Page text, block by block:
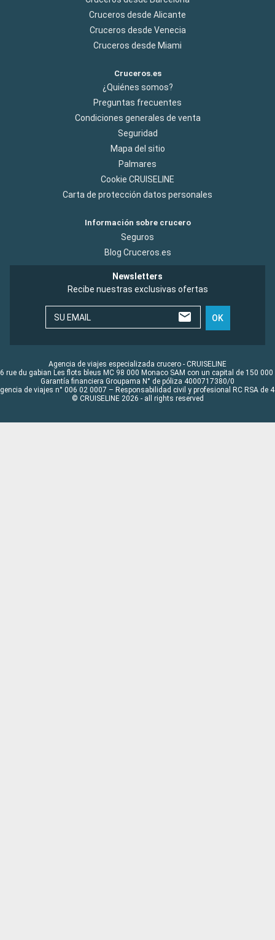
Cruceros desde Alicante
Cruceros desde Venecia
Cruceros desde Miami
Cruceros.es
¿Quiénes somos?
Preguntas frecuentes
Condiciones generales de venta
Seguridad
Mapa del sitio
Palmares
Cookie CRUISELINE
Carta de protección datos personales
Información sobre crucero
Seguros
Blog Cruceros.es
Newsletters
Recibe nuestras exclusivas ofertas
SU EMAIL OK
Agencia de viajes especializada crucero - CRUISELINE
rue du gabian Les flots bleus MC 98 000 Monaco SAM con un capital de 150 000
Garantía financiera Groupama N° de póliza 4000717380/0
de viajes n° 006 02 0007 – Responsabilidad civil y profesional RC RSA de
© CRUISELINE 2026 - all rights reserved